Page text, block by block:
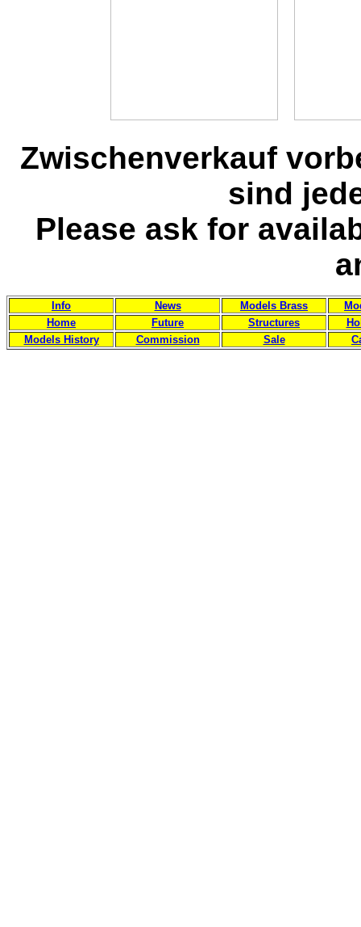
Zwischenverkauf
sind
Please ask for
Info News Models Brass
Home
Future Structures
Models History
Commission Sale